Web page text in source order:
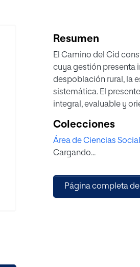
Resumen
El Camino del Cid
cuya gestión presenta
despoblación rural, la
sistemática. El
integral, evaluable y
A partir de un análisis
necesidades de los
estratégicas de
mecanismos de
refuerza
Colecciones
Área de Ciencias
Cargando...
Página completa